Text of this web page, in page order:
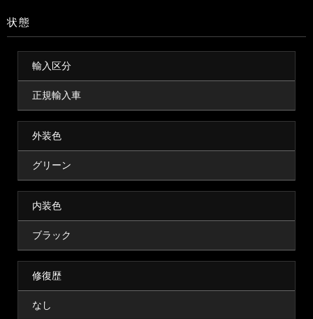
状態
輸入区分
正規輸入車
外装色
グリーン
内装色
ブラック
修復歴
なし